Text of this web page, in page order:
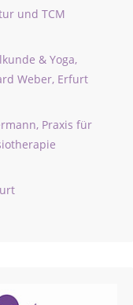
und TCM
& Yoga,
Weber, Erfurt
Praxis für